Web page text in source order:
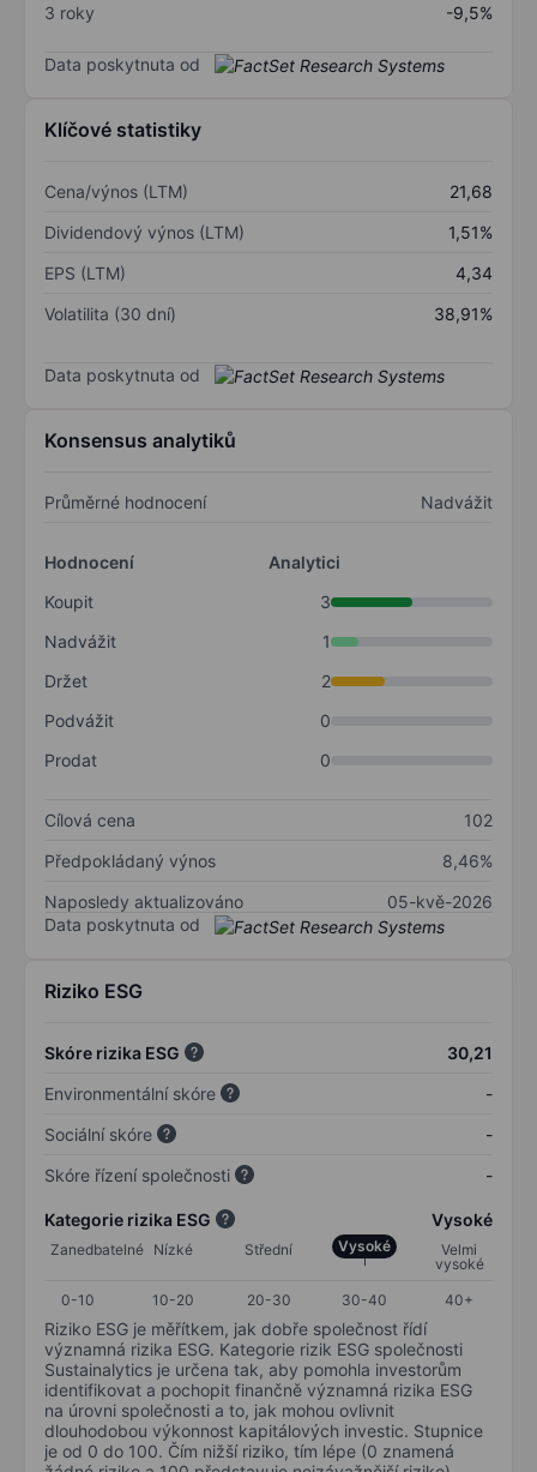
3 roky
-9,5%
Data poskytnuta od
Klíčové statistiky
Cena/výnos (LTM)
21,68
Dividendový výnos (LTM)
1,51%
EPS (LTM)
4,34
Volatilita (30 dní)
38,91%
Data poskytnuta od
Konsensus analytiků
Průměrné hodnocení Nadvážit
Hodnocení
Analytici
Koupit
3
Nadvážit
1
Držet
2
Podvážit
0
Prodat
0
Cílová cena
102
Předpokládaný výnos
8,46%
Naposledy aktualizováno
05-kvě-2026
Data poskytnuta od
Riziko ESG
Skóre rizika ESG
30,21
Environmentální skóre
-
Sociální skóre
-
Skóre řízení společnosti
-
Kategorie rizika ESG Vysoké
Zanedbatelné Nízké Střední Vysoké
Velmi
vysoké
0-10
10-20 20-30 30-40 40+
Riziko ESG je měřítkem, jak dobře společnost řídí
významná rizika ESG. Kategorie rizik ESG společnosti
Sustainalytics je určena tak, aby pomohla investorům
identifikovat a pochopit finančně významná rizika ESG
na úrovni společnosti a to, jak mohou ovlivnit
dlouhodobou výkonnost kapitálových investic. Stupnice
je od 0 do 100. Čím nižší riziko, tím lépe (0 znamená